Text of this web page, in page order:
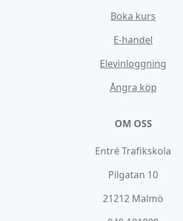
Boka kurs
E-handel
Elevinloggning
Ångra köp
OM OSS
Entré Trafikskola
Pilgatan 10
21212 Malmö